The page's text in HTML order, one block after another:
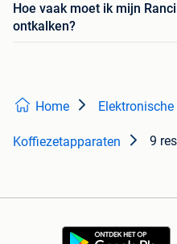
Hoe vaak moet ik mijn
ontkalken?
Home
Koffiezetapparaten 9